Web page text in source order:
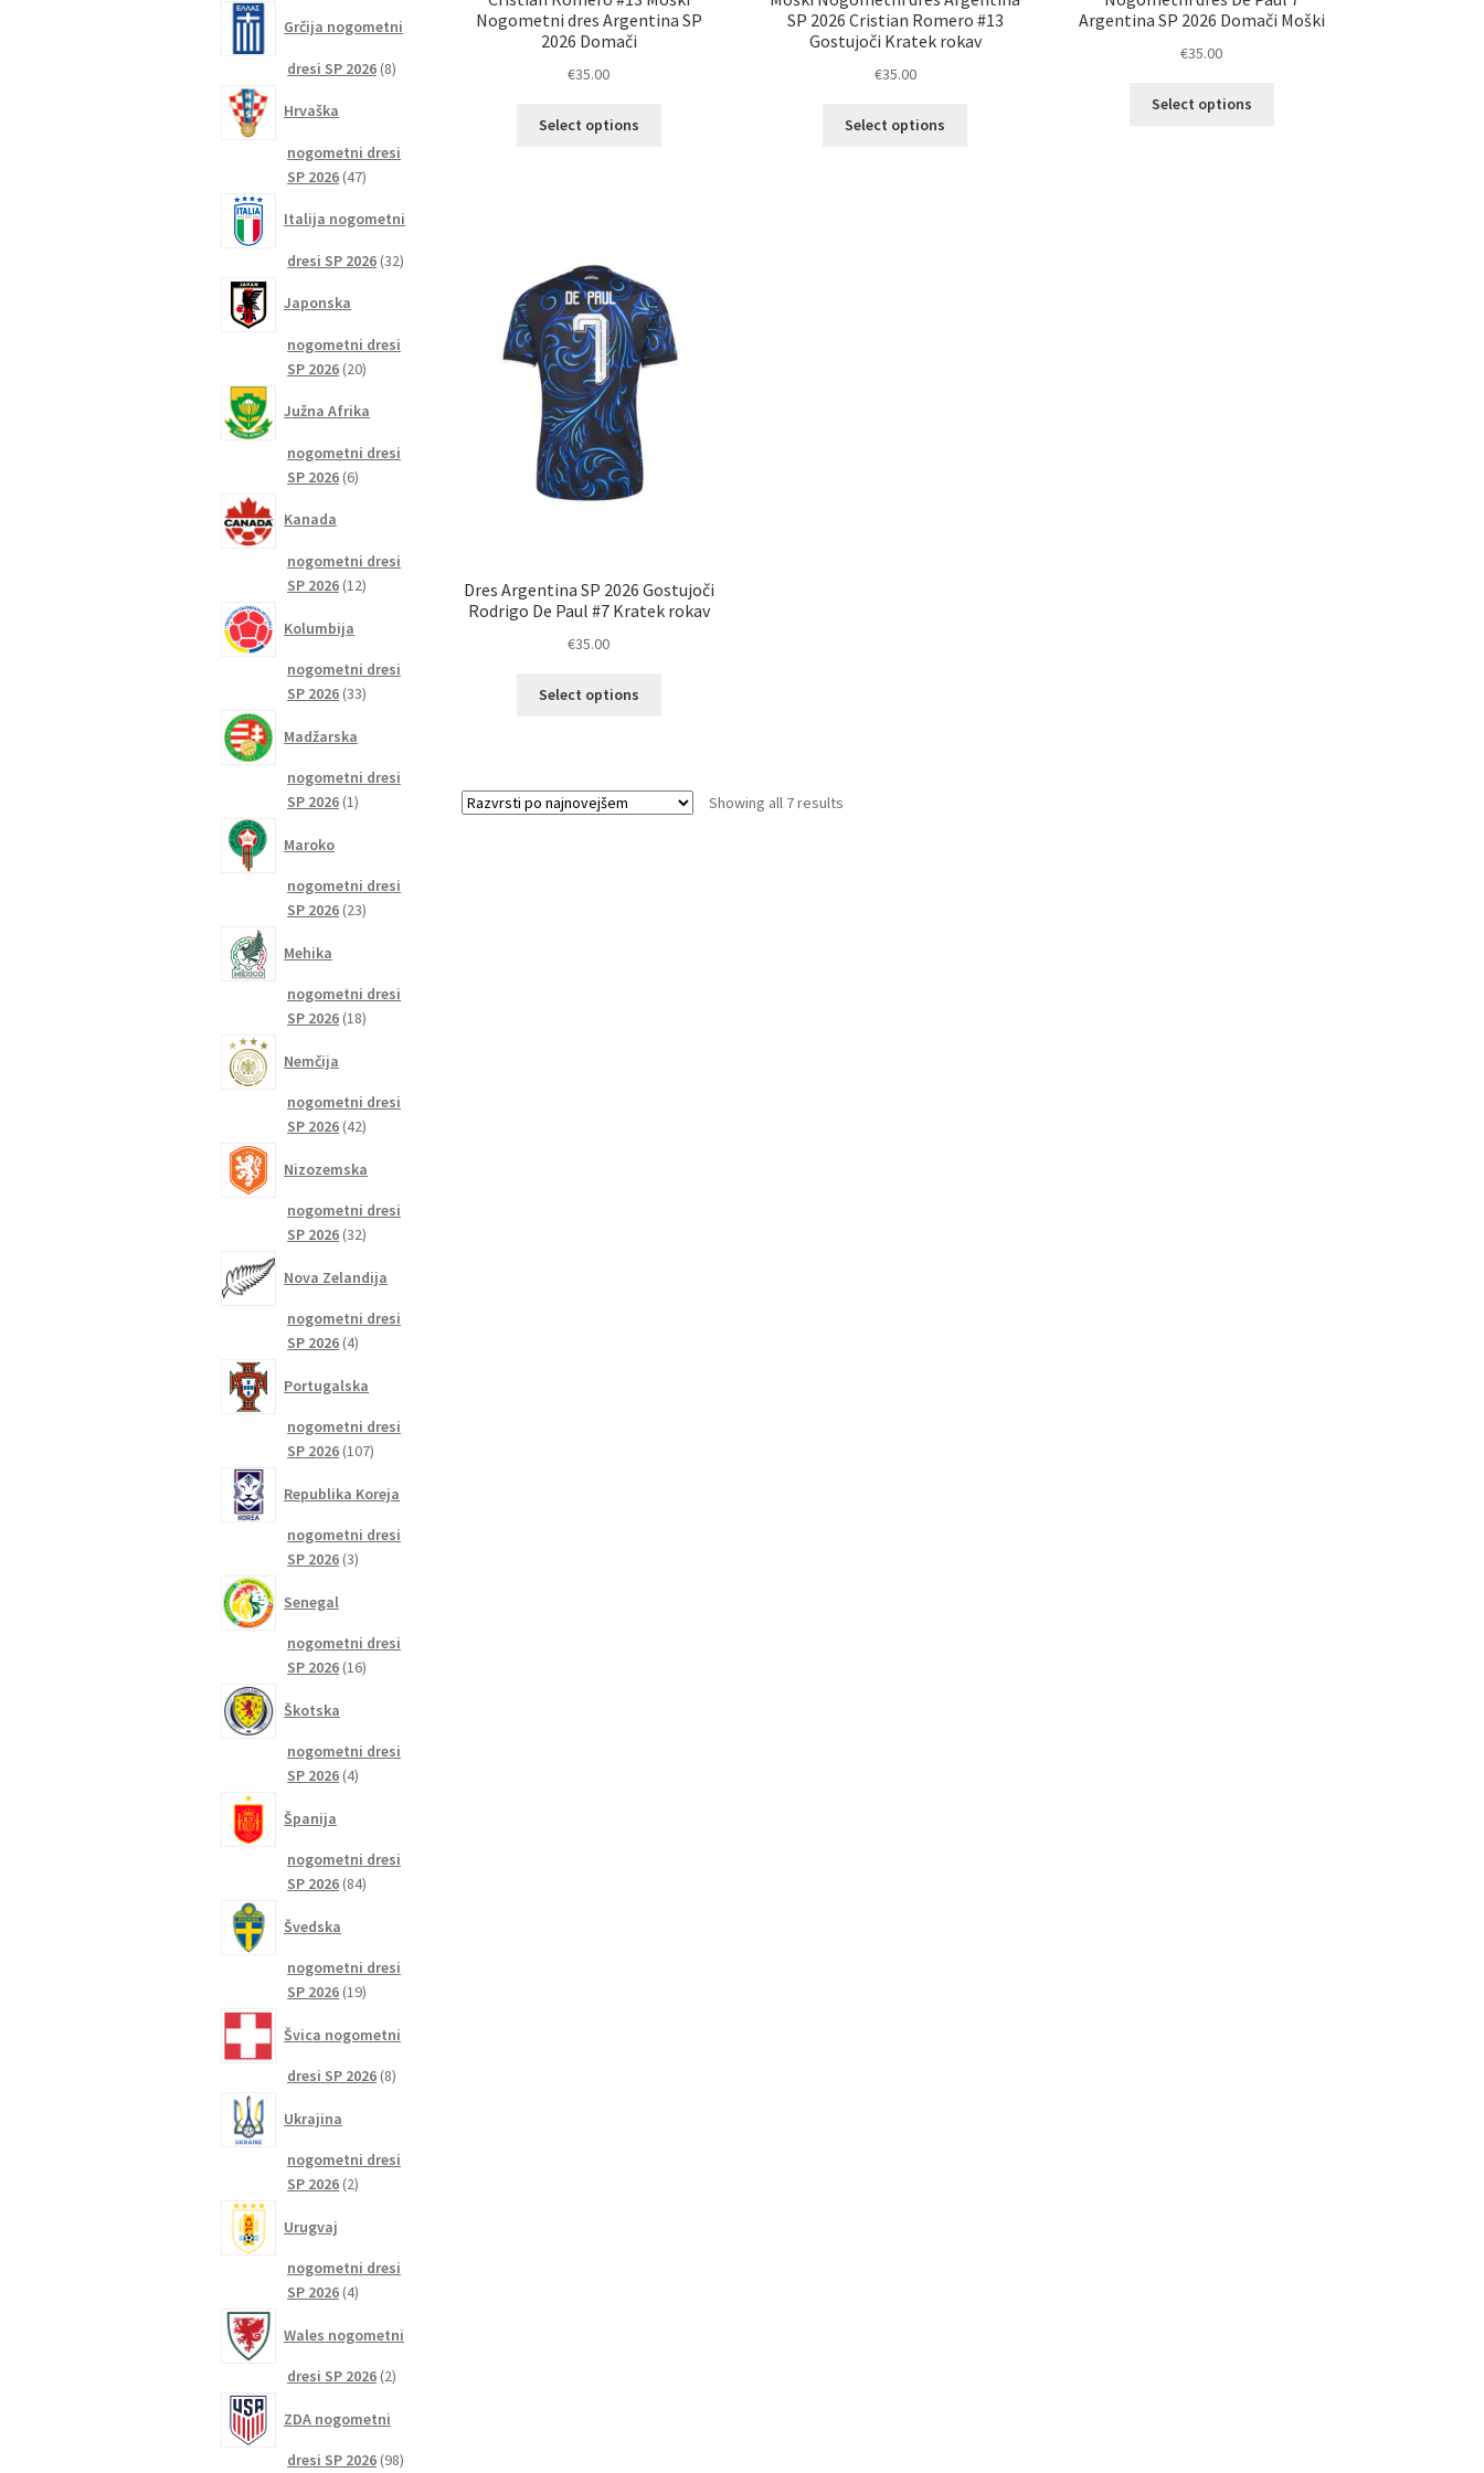
Nogometni dres Argentina SP
2026 Domači
€35.00
Select options
na
strani
izdelka
SP 2026 Cristian Romero #13
Gostujoči Kratek rokav
€35.00
Select options
Argentina SP 2026 Domači Moški
€35.00
Select options
Dres Argentina SP 2026 Gostujoči
Rodrigo De Paul #7 Kratek rokav
€35.00
Select options
MožnostiShowing all 7 resultsSorted
Grčija nogometni
dresi SP 2026 88
Hrvaška
nogometni dresi
SP 2026 4747
Italija nogometni
dresi SP 2026 3232
Japonska
nogometni dresi
SP 2026 2020
Južna Afrika
nogometni dresi
SP 2026 66
Kanada
nogometni dresi
SP 2026 1212
Kolumbija
nogometni dresi
SP 2026 3333
Madžarska
nogometni dresi
SP 2026 11
Maroko
nogometni dresi
SP 2026 2323
Mehika
nogometni dresi
SP 2026 1818
Nemčija
nogometni dresi
SP 2026 4242
Nizozemska
nogometni dresi
SP 2026 3232
Nova Zelandija
nogometni dresi
SP 2026 44
Portugalska
nogometni dresi
SP 2026 107107
Republika Koreja
nogometni dresi
SP 2026 33
Senegal
nogometni dresi
SP 2026 1616
Škotska
nogometni dresi
SP 2026 44
Španija
nogometni dresi
SP 2026 8484
Švedska
nogometni dresi
SP 2026 1919
Švica nogometni
dresi SP 2026 88
Ukrajina
nogometni dresi
SP 2026 22
Urugvaj
nogometni dresi
SP 2026 44
Wales nogometni
dresi SP 2026 22
ZDA nogometni
dresi SP 2026 9898